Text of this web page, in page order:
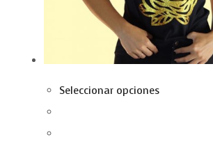
Seleccionar opciones